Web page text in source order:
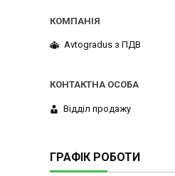
Avtogradus з ПДВ
Відділ продажу
ГРАФІК РОБОТИ